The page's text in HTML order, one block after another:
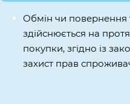
Обмін чи повернення
здійснюється на
покупки, згідно із
захист прав